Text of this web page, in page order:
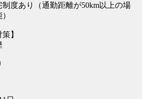
度あり（通勤距離が50km以上の場
】